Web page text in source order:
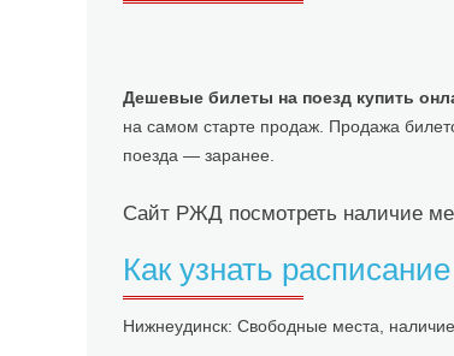
Дешевые билеты на поезд купить
на самом старте продаж. Продажа
поезда — заранее.
Сайт РЖД посмотреть наличие
Как узнать
Нижнеудинск: Свободные места,